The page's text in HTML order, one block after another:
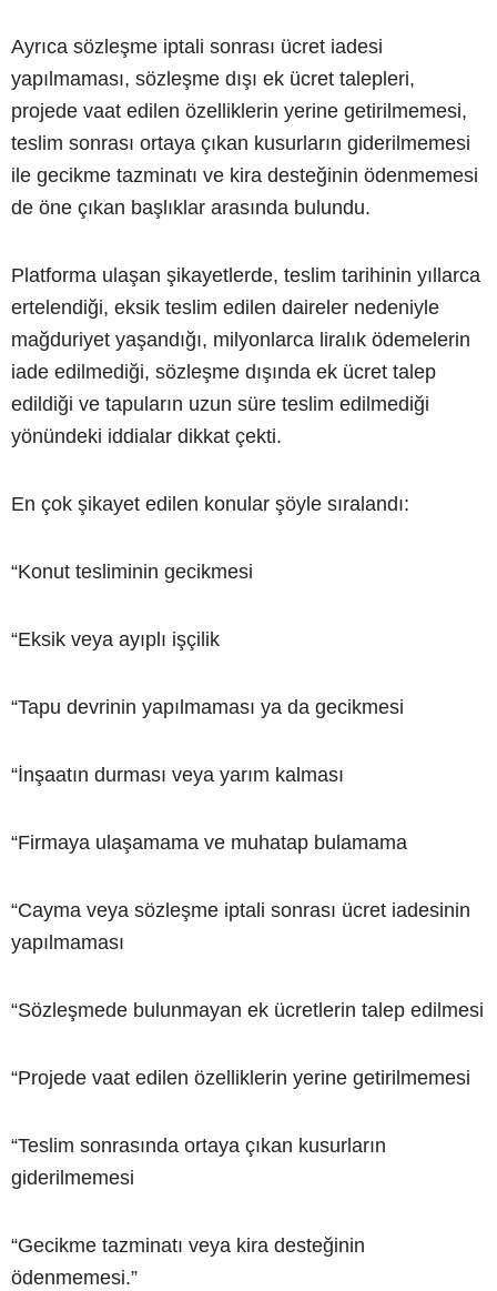
Ayrıca sözleşme iptali sonrası ücret iadesi
yapılmaması, sözleşme dışı ek ücret talepleri,
projede vaat edilen özelliklerin yerine getirilmemesi,
teslim sonrası ortaya çıkan kusurların giderilmemesi
ile gecikme tazminatı ve kira desteğinin ödenmemesi
de öne çıkan başlıklar arasında bulundu.
Platforma ulaşan şikayetlerde, teslim tarihinin yıllarca
ertelendiği, eksik teslim edilen daireler nedeniyle
mağduriyet yaşandığı, milyonlarca liralık ödemelerin
iade edilmediği, sözleşme dışında ek ücret talep
edildiği ve tapuların uzun süre teslim edilmediği
yönündeki iddialar dikkat çekti.
En çok şikayet edilen konular şöyle sıralandı:
“Konut tesliminin gecikmesi
“Eksik veya ayıplı işçilik
“Tapu devrinin yapılmaması ya da gecikmesi
“İnşaatın durması veya yarım kalması
“Firmaya ulaşamama ve muhatap bulamama
“Cayma veya sözleşme iptali sonrası ücret iadesinin
yapılmaması
“Sözleşmede bulunmayan ek ücretlerin talep edilmesi
“Projede vaat edilen özelliklerin yerine getirilmemesi
“Teslim sonrasında ortaya çıkan kusurların
giderilmemesi
“Gecikme tazminatı veya kira desteğinin
ödenmemesi.”